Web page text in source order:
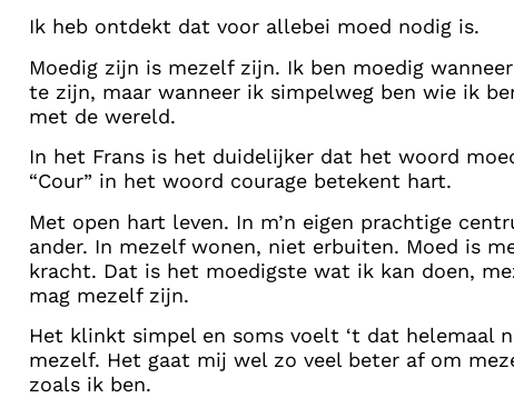
Ik heb ontdekt dat voor allebei moed nodig is.
Moedig zijn is mezelf zijn. Ik ben moedig
te zijn, maar wanneer ik simpelweg ben wie ik
met de wereld.
In het Frans is het duidelijker dat het woord
“Cour” in het woord courage betekent hart.
Met open hart leven. In m’n eigen prachtige
ander. In mezelf wonen, niet erbuiten. Moed is
kracht. Dat is het moedigste wat ik kan doen,
mag mezelf zijn.
Het klinkt simpel en soms voelt ‘t dat helemaal
mezelf. Het gaat mij wel zo veel beter af om
zoals ik ben.